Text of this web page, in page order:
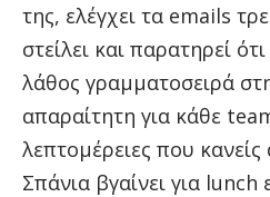
της, ελέγχει τα emails
στείλει και παρατηρεί
λάθος γραμματοσειρά
απαραίτητη για κάθε
λεπτομέρειες που
Σπάνια βγαίνει για lunch